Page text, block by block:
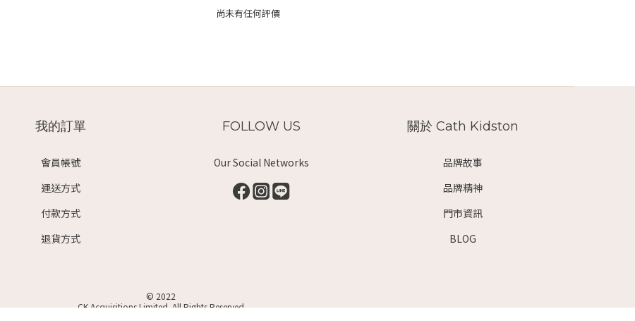
尚未有任何評價
我的訂單
會員帳號
運送方式
付款方式
退貨方式
FOLLOW US
Our Social Networks
關於 Cath Kidston
品牌故事
品牌精神
門市資訊
BLOG
© 2022
CK Acquisitions Limited. All Rights Reserved